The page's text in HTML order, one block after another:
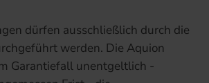
dürfen ausschließlich durch die
werden. Die Aquion
Garantiefall unentgeltlich -